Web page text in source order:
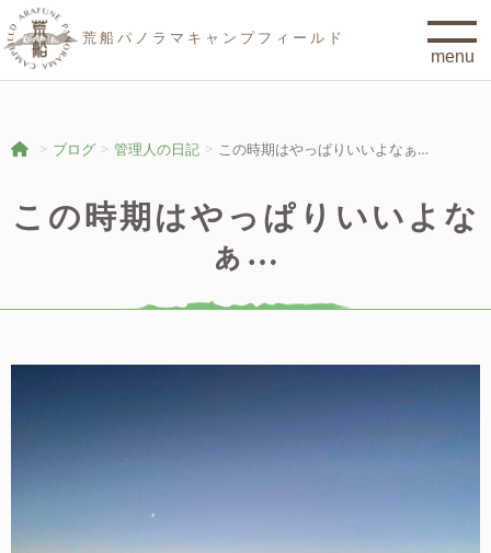
荒船パノラマキャンプフィールド
ブログ 管理人の日記 この時期はやっぱりいいよなぁ…
この時期はやっぱりいいよな
ぁ…